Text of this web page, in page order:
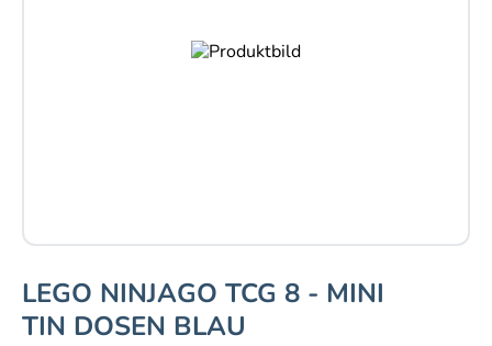
LEGO NINJAGO TCG 8 - MINI
TIN DOSEN BLAU